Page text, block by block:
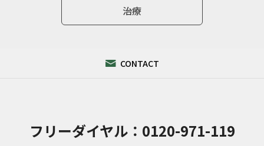
治療
CONTACT
フリーダイヤル：0120-971-119